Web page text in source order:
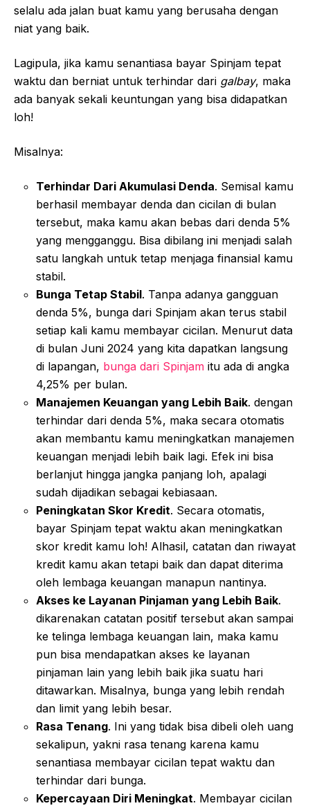
selalu ada jalan buat kamu yang berusaha dengan
niat yang baik.
Lagipula, jika kamu senantiasa bayar Spinjam tepat
waktu dan berniat untuk terhindar dari galbay, maka
ada banyak sekali keuntungan yang bisa didapatkan
loh!
Misalnya:
Terhindar Dari Akumulasi Denda. Semisal kamu
berhasil membayar denda dan cicilan di bulan
tersebut, maka kamu akan bebas dari denda 5%
yang mengganggu. Bisa dibilang ini menjadi salah
satu langkah untuk tetap menjaga finansial kamu
stabil.
Bunga Tetap Stabil. Tanpa adanya gangguan
denda 5%, bunga dari Spinjam akan terus stabil
setiap kali kamu membayar cicilan. Menurut data
di bulan Juni 2024 yang kita dapatkan langsung
di lapangan, bunga dari Spinjam itu ada di angka
4,25% per bulan.
Manajemen Keuangan yang Lebih Baik. dengan
terhindar dari denda 5%, maka secara otomatis
akan membantu kamu meningkatkan manajemen
keuangan menjadi lebih baik lagi. Efek ini bisa
berlanjut hingga jangka panjang loh, apalagi
sudah dijadikan sebagai kebiasaan.
Peningkatan Skor Kredit. Secara otomatis,
bayar Spinjam tepat waktu akan meningkatkan
skor kredit kamu loh! Alhasil, catatan dan riwayat
kredit kamu akan tetapi baik dan dapat diterima
oleh lembaga keuangan manapun nantinya.
Akses ke Layanan Pinjaman yang Lebih Baik.
dikarenakan catatan positif tersebut akan sampai
ke telinga lembaga keuangan lain, maka kamu
pun bisa mendapatkan akses ke layanan
pinjaman lain yang lebih baik jika suatu hari
ditawarkan. Misalnya, bunga yang lebih rendah
dan limit yang lebih besar.
Rasa Tenang. Ini yang tidak bisa dibeli oleh uang
sekalipun, yakni rasa tenang karena kamu
senantiasa membayar cicilan tepat waktu dan
terhindar dari bunga.
Kepercayaan Diri Meningkat. Membayar cicilan